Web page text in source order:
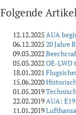
Folgende
12.12.2025AUA
06.12.202520 Jahre
09.03.2022
05.03.2022OE-LWD
18.01.2021
15.06.2020
01.05.2019
22.02.2019AUA:
11.01.2019